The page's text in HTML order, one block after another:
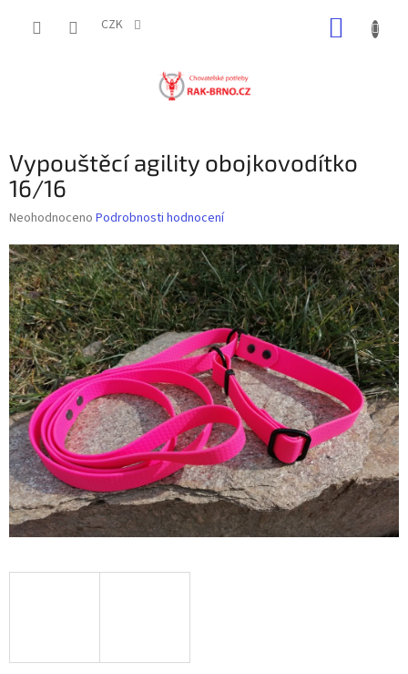
CZK
Vypouštěcí agility obojkovodítko
16/16
Průměrné
produktu
je
0,0
z
5
hvězdiček.
Neohodnoceno Podrobnosti hodnocení